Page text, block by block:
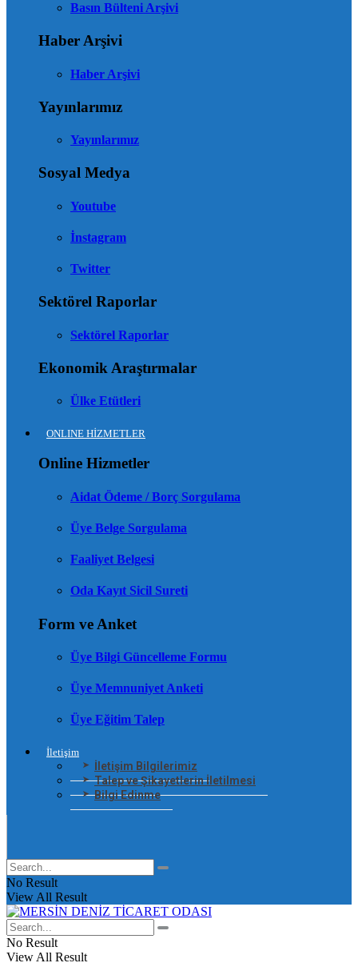
Basın Bülteni Arşivi
Haber Arşivi
Haber Arşivi
Yayınlarımız
Yayınlarımız
Sosyal Medya
Youtube
İnstagram
Twitter
Sektörel Raporlar
Sektörel Raporlar
Ekonomik Araştırmalar
Ülke Etütleri
ONLINE HİZMETLER
Online Hizmetler
Aidat Ödeme / Borç Sorgulama
Üye Belge Sorgulama
Faaliyet Belgesi
Oda Kayıt Sicil Sureti
Form ve Anket
Üye Bilgi Güncelleme Formu
Üye Memnuniyet Anketi
Üye Eğitim Talep
İletişim
İletişim Bilgilerimiz
Talep ve Şikayetlerin İletilmesi
Bilgi Edinme
No Result
View All Result
No Result
View All Result